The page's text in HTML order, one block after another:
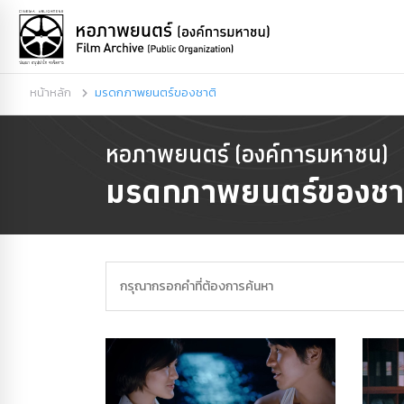
หน้าหลัก มรดกภาพยนตร์ของชาติ
หอภาพยนตร์ (องค์การมหาชน)
มรดกภาพยนตร์ของช